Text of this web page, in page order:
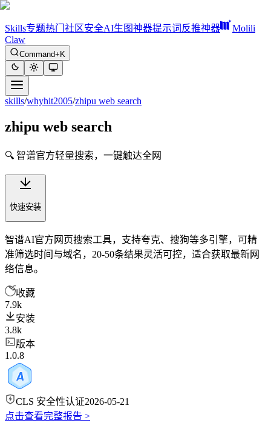
Skills专题热门 社区安全AI生图神器提示词反推神器
Molili
Claw
Command+K
skills/whyhit2005/zhipu web search
zhipu web search
🔍 智谱官方轻量搜索，一键触达全网
快速安装
智谱AI官方网页搜索工具，支持夸克、搜狗等多引擎，可精
准筛选时间与域名，20-50条结果灵活可控，适合获取最新网
络信息。
收藏
7.9k
安装
3.8k
版本
1.0.8
CLS 安全性认证2026-05-21
点击查看完整报告 >